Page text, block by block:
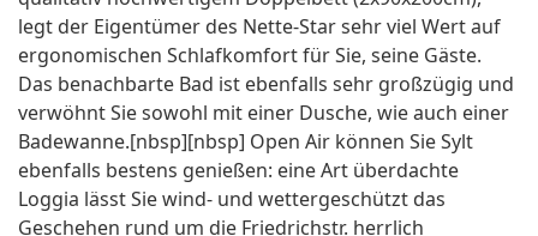
legt der Eigentümer des Nette-Star sehr viel Wert auf
ergonomischen Schlafkomfort für Sie, seine Gäste.
Das benachbarte Bad ist ebenfalls sehr großzügig und
verwöhnt Sie sowohl mit einer Dusche, wie auch einer
Badewanne.[nbsp][nbsp] Open Air können Sie Sylt
ebenfalls bestens genießen: eine Art überdachte
Loggia lässt Sie wind- und wettergeschützt das
Geschehen rund um die Friedrichstr. herrlich